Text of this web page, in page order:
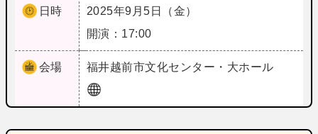
日時
2025年9月5日（金）
開演：17:00
会場 福井越前市文化センター・大ホール